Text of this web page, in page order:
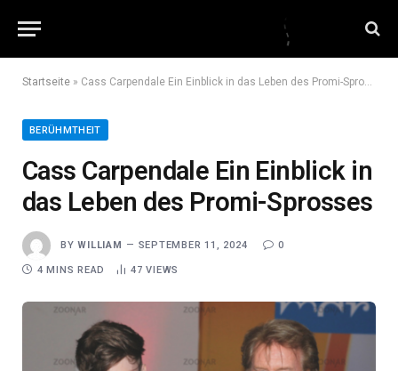
Startseite » Cass Carpendale Ein Einblick in das Leben des Promi-Sprosses
BERÜHMTHEIT
Cass Carpendale Ein Einblick in
das Leben des Promi-Sprosses
BY WILLIAM SEPTEMBER 11, 2024 0
4 MINS READ 47VIEWS